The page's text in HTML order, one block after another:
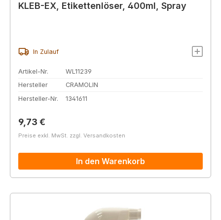
KLEB-EX, Etikettenlöser, 400ml, Spray
In Zulauf
Artikel-Nr.
WL11239
Hersteller
CRAMOLIN
Hersteller-Nr.
1341611
Regulärer Preis:
9,73 €
Preise exkl. MwSt. zzgl. Versandkosten
In den Warenkorb